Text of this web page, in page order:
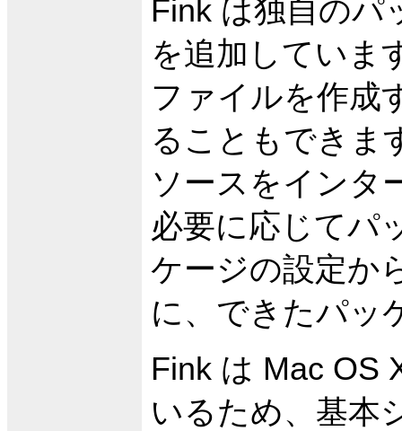
Fink は独自の
を追加していま
ファイルを作成
ることもできま
ソースをインタ
必要に応じてパ
ケージの設定か
に、できたパッ
Fink は Mac OS
いるため、基本